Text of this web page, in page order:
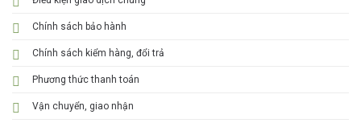
Chính sách bảo hành
Chính sách kiểm hàng, đổi trả
Phương thức thanh toán
Vận chuyển, giao nhận